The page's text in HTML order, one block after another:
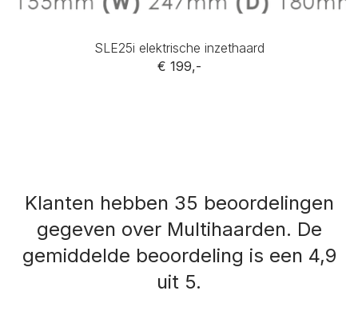
SLE25i elektrische inzethaard
€ 199,-
Klanten hebben 35 beoordelingen
gegeven over Multihaarden. De
gemiddelde beoordeling is een 4,9
uit 5.